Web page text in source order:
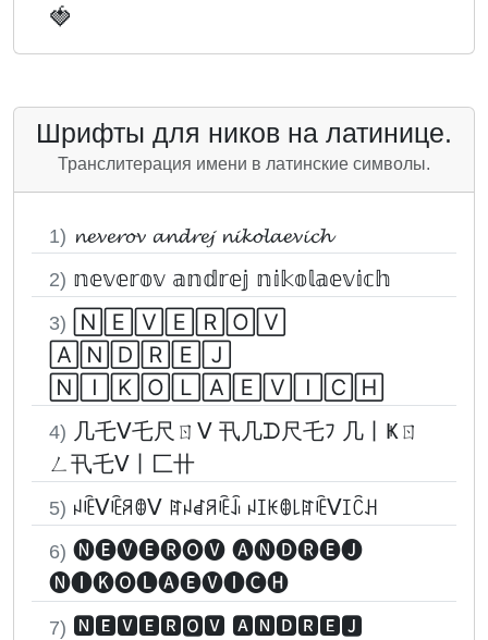
🍓
Шрифты для ников на латинице.
Транслитерация имени в латинские символы.
1) 𝓷𝓮𝓿𝓮𝓻𝓸𝓿 𝓪𝓷𝓭𝓻𝓮𝓳 𝓷𝓲𝓴𝓸𝓵𝓪𝓮𝓿𝓲𝓬𝓱
2) 𝕟𝕖𝕧𝕖𝕣𝕠𝕧 𝕒𝕟𝕕𝕣𝕖𝕛 𝕟𝕚𝕜𝕠𝕝𝕒𝕖𝕧𝕚𝕔𝕙
3) 🄽🄴🅅🄴🅁🄾🅅
🄰🄽🄳🅁🄴🄹
🄽🄸🄺🄾🄻🄰🄴🅅🄸🄲🄷
4) 几乇ᐯ乇尺ㄖᐯ 卂几ᗪ尺乇ﾌ 几丨Ҝㄖ
ㄥ卂乇ᐯ丨匚卄
5) ꈤꍟᐯꍟꋪꂦᐯ ꍏꈤꀸꋪꍟꀭ ꈤꀤꀘꂦ꒒ꍏꍟᐯꀤꉓꃅ
6) 🅝🅔🅥🅔🅡🅞🅥 🅐🅝🅓🅡🅔🅙
🅝🅘🅚🅞🅛🅐🅔🅥🅘🅒🅗
7) 🅽🅴🆅🅴🆁🅾🆅 🅰🅽🅳🆁🅴🅹